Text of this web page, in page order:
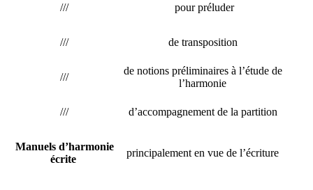
/// pour préluder
/// de transposition
///
de notions préliminaires à l’étude de
l’harmonie
/// d’accompagnement de la partition
Manuels d’harmonie
écrite
principalement en vue de l’écriture